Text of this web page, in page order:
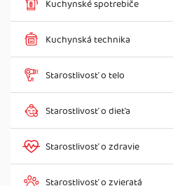
Kuchynské spotrebiče
Kuchynská technika
Starostlivosť o telo
Starostlivosť o dieťa
Starostlivosť o zdravie
Starostlivosť o zvieratá